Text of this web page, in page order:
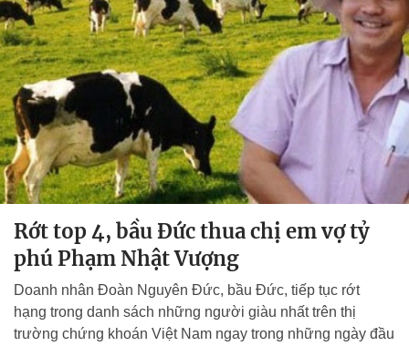
Rớt top 4, bầu Đức thua chị em vợ tỷ
phú Phạm Nhật Vượng
Doanh nhân Đoàn Nguyên Đức, bầu Đức, tiếp tục rớt
hạng trong danh sách những người giàu nhất trên thị
trường chứng khoán Việt Nam ngay trong những ngày đầu